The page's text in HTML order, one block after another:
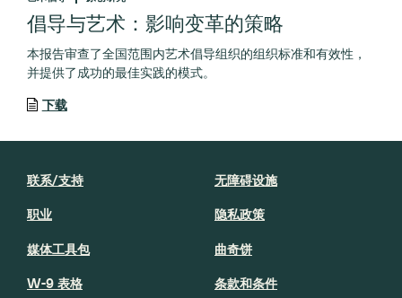
倡导与艺术：影响变革的策略
本报告审查了全国范围内艺术倡导组织的组织标准和有效性，
并提供了成功的最佳实践的模式。
下载
联系/支持
职业
媒体工具包
W-9 表格
无障碍设施
隐私政策
曲奇饼
条款和条件